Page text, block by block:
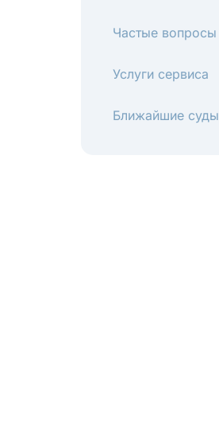
Частые вопросы
Услуги сервиса
Ближайшие суды